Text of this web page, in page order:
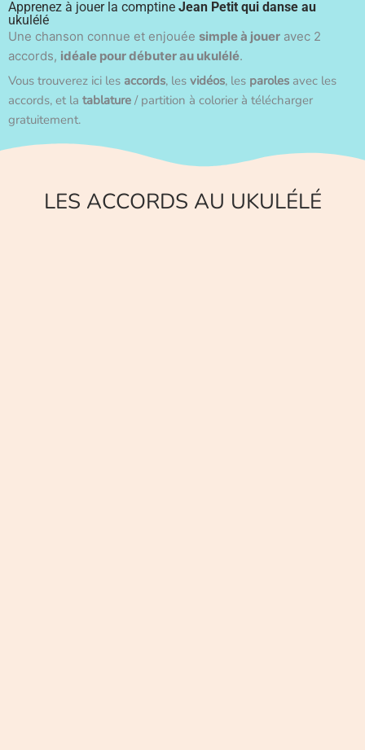
Apprenez à jouer la comptine Jean Petit qui danse au
ukulélé
Une chanson connue et enjouée simple à jouer avec 2
accords, idéale pour débuter au ukulélé.
Vous trouverez ici les accords, les vidéos, les paroles avec les
accords, et la tablature / partition à colorier à télécharger
gratuitement.
LES ACCORDS AU UKULÉLÉ